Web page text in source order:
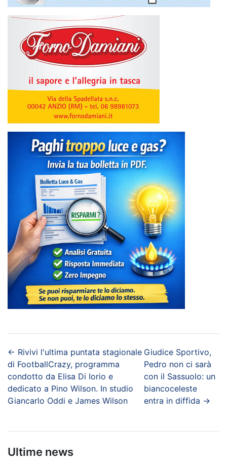
← Rivivi l'ultima puntata stagionale
di FootballCrazy, programma
condotto da Elisa Di Iorio e
dedicato a Pino Wilson. In studio
Giancarlo Oddi e James Wilson
Giudice Sportivo,
Pedro non ci sarà
con il Sassuolo: un
biancoceleste
entra in diffida →
Ultime news